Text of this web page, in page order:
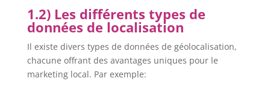
1.2) Les différents types de
données de localisation
Il existe divers types de données de géolocalisation,
chacune offrant des avantages uniques pour le
marketing local. Par exemple: